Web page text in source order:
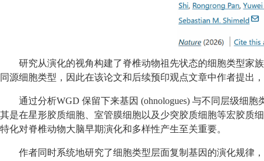
研究从演化的视角构建了脊椎动物祖先状态的细胞类型家
同源细胞类型，因此在该论文和后续预印观点文章中作者提出
通过分析WGD 保留下来基因 (ohnologues) 与不同层级细
其是在星形胶质细胞、室管膜细胞以及少突胶质细胞等宏胶质
特化对脊椎动物大脑早期演化和多样性产生至关重要。
作者同时系统地研究了细胞类型层面复制基因的演化规律，